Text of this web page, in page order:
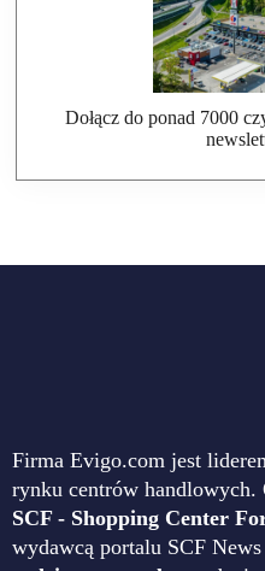
Dołącz do ponad 7000
Firma Evigo.com jest
rynku centrów handlowych.
SCF - Shopping Center
wydawcą portalu SCF